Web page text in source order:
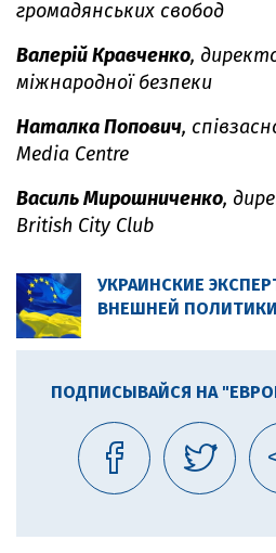
громадянських свобод
Валерій Кравченко,
міжнародної безпеки
Наталка Попович,
Media Centre
Василь Мирошниченко,
British City Club
УКРАИНСКИЕ
ВНЕШНЕЙ ПОЛИТИКИ
ПОДПИСЫВАЙСЯ НА